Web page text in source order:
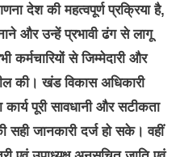
देश की महत्वपूर्ण प्रक्रिया है,
और उन्हें प्रभावी ढंग से लागू
कर्मचारियों से जिम्मेदारी और
की। खंड विकास अधिकारी
पूरी सावधानी और सटीकता
सही जानकारी दर्ज हो सके। वहीं